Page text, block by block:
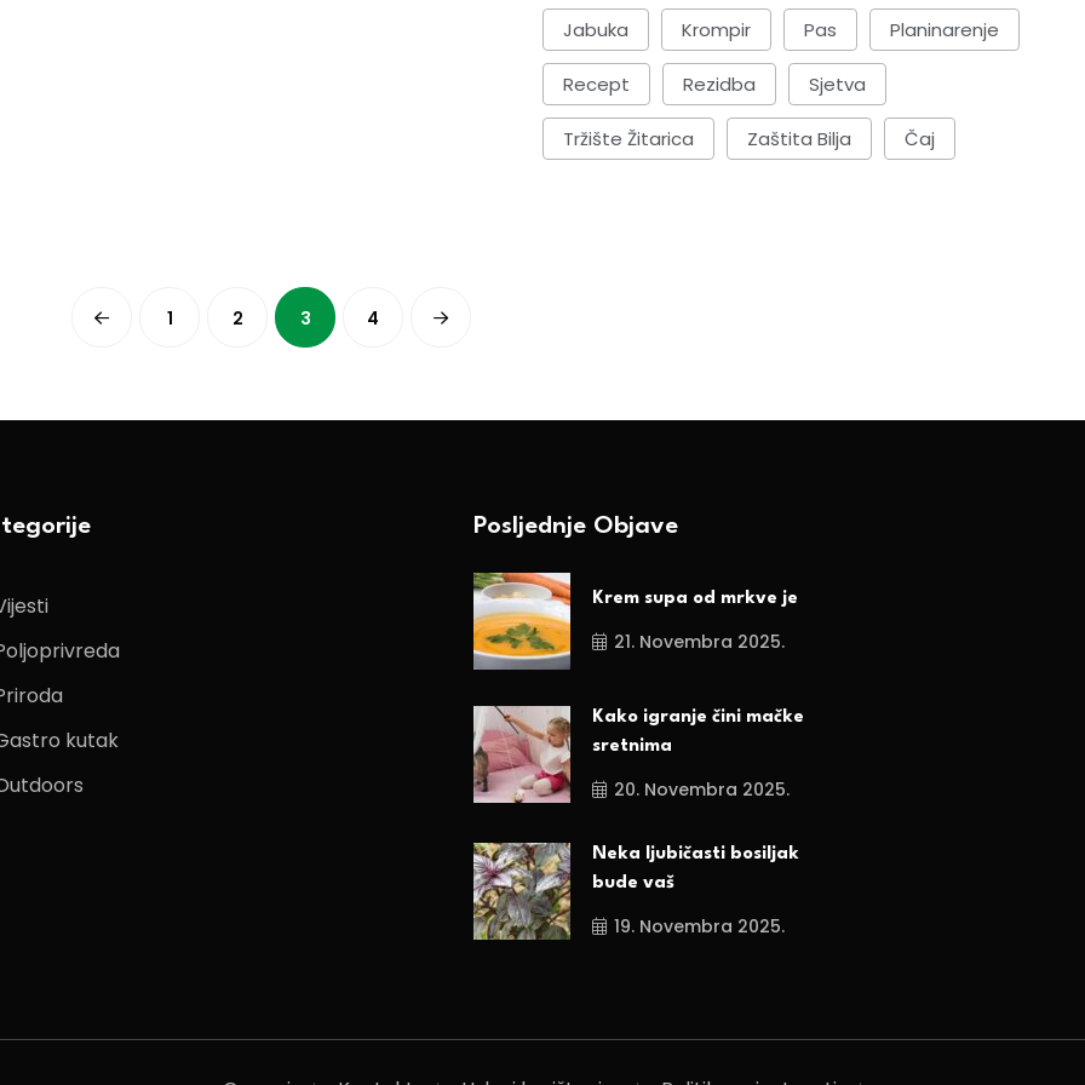
Jabuka Krompir Pas Planinarenje
Recept Rezidba Sjetva
Tržište Žitarica Zaštita Bilja Čaj
1 2 3 4
kutak
Posljednje Objave
Krem supa od mrkve je
21. Novembra 2025.
Kako igranje čini mačke
sretnima
20. Novembra 2025.
Neka ljubičasti bosiljak
bude vaš
19. Novembra 2025.